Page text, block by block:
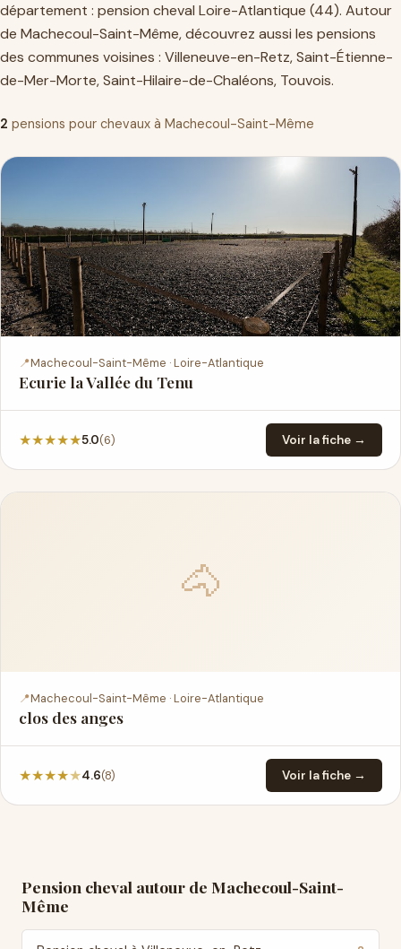
département : pension cheval Loire-Atlantique (44). Autour
de Machecoul-Saint-Même, découvrez aussi les pensions
des communes voisines : Villeneuve-en-Retz,Saint-Étienne-
de-Mer-Morte,Saint-Hilaire-de-Chaléons, Touvois.
2 pensions pour chevaux à Machecoul-Saint-Même
📍Machecoul-Saint-Même · Loire-Atlantique
Ecurie la Vallée du Tenu
★★★★★5.0(6) Voir la fiche →
🐴
📍Machecoul-Saint-Même · Loire-Atlantique
clos des anges
★★★★★4.6(8) Voir la fiche →
Pension cheval autour de Machecoul-Saint-
Même